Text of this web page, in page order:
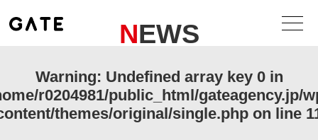
NEWS
Warning: Undefined array key 0 in
r0204981/public_html/gateagency.jp/
themes/original/single.php on line